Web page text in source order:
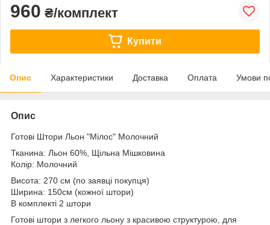
960 ₴/комплект
Купити
Опис Характеристики Доставка Оплата Умови
Опис
Готові Штори Льон "Мілос" Молочний
Тканина: Льон 60%, Щільна Мішковина
Колір: Молочний
Висота: 270 см (по заявці покупця)
Ширина: 150см (кожної штори)
В комплекті 2 штори
Готові штори з легкого льону з красивою структурою, для